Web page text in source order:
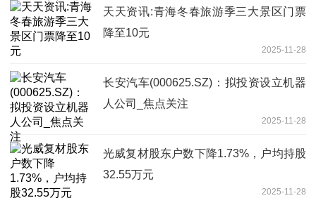
天天资讯:青海冬春旅游季三大景区门票
降至10元
2025-11-28
长安汽车(000625.SZ)：拟投资设立机器
人公司_焦点关注
2025-11-28
光威复材股东户数下降1.73%，户均持股
32.55万元
2025-11-28